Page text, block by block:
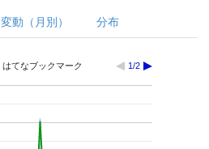
変動（月別） 分布
はてなブックマーク 1/2